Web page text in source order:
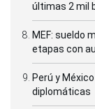
últimas 2 mil
MEF: sueldo
etapas con
Perú y
diplomáticas